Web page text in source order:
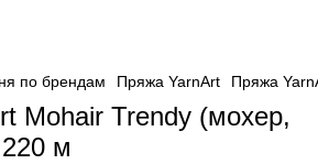
по брендам Пряжа YarnArt Пряжа
Mohair Trendy (мохер,
м